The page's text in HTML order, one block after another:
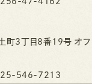
町3丁目8番19号 オフ
546-7213